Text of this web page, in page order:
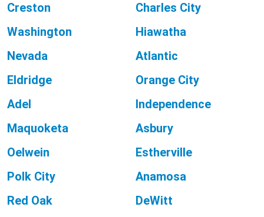
Creston
Charles City
Washington
Hiawatha
Nevada
Atlantic
Eldridge
Orange City
Adel
Independence
Maquoketa
Asbury
Oelwein
Estherville
Polk City
Anamosa
Red Oak
DeWitt